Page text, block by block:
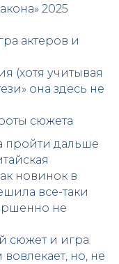
2025
актеров и
(хотя учитывая
она здесь не
сюжета
пройти дальше
новинок в
все-таки
не
сюжет и игра
вовлекает, но, не